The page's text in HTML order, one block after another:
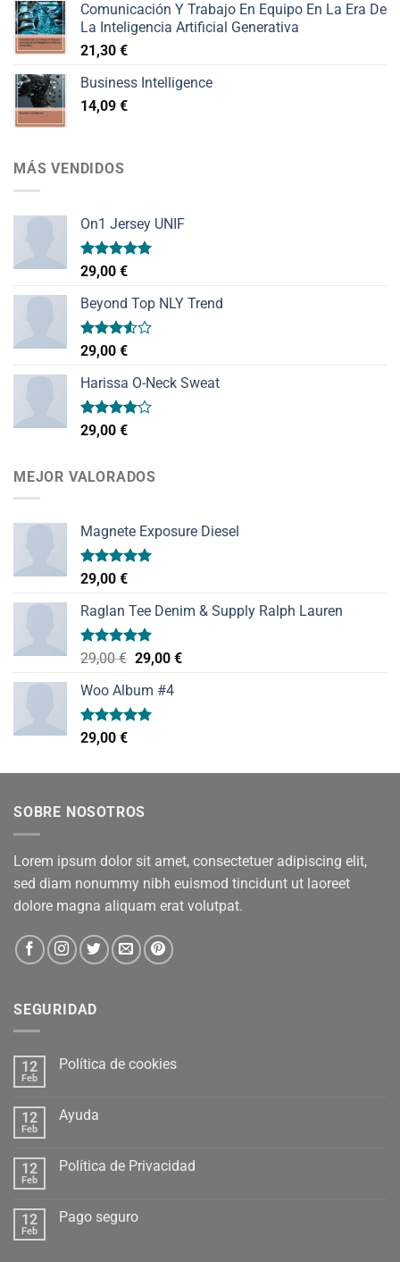
Comunicación Y Trabajo En Equipo En La Era De
La Inteligencia Artificial Generativa
21,30 €
Business Intelligence
14,09 €
MÁS VENDIDOS
On1 Jersey UNIF
Valorado
con
de 5
29,00 €
Beyond Top NLY Trend
Valorado
con
3.50de
5
29,00 €
Harissa O-Neck Sweat
Valorado
con
29,00 €
MEJOR VALORADOS
Magnete Exposure Diesel
Valorado
con
de 5
29,00 €
Raglan Tee Denim & Supply Ralph Lauren
Valorado
de 5
29,00€ El
original
era:
29,00 €El
Woo Album #4
Valorado
con
29,00 €
SOBRE NOSOTROS
Lorem ipsum dolor sit amet, consectetuer adipiscing elit,
sed diam nonummy nibh euismod tincidunt ut laoreet
dolore magna aliquam erat volutpat.
SEGURIDAD
12
Feb
Política de cookies
12
Feb
Ayuda
12
Feb
Política de Privacidad
12
Feb
Pago seguro